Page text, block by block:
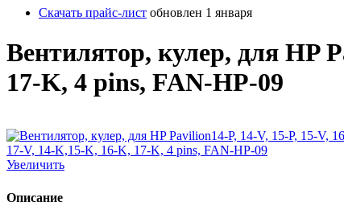
Скачать прайс-лист обновлен 1 января
Вентилятор, кулер, для HP
17-K, 4 pins, FAN-HP-09
Увеличить
Описание